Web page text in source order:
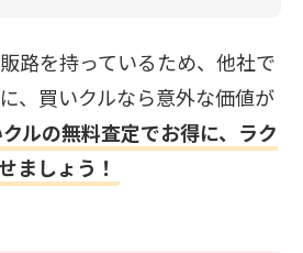
路を持っているため、他社で
、買いクルなら意外な価値が
ルの無料査定でお得に、ラク
ましょう！